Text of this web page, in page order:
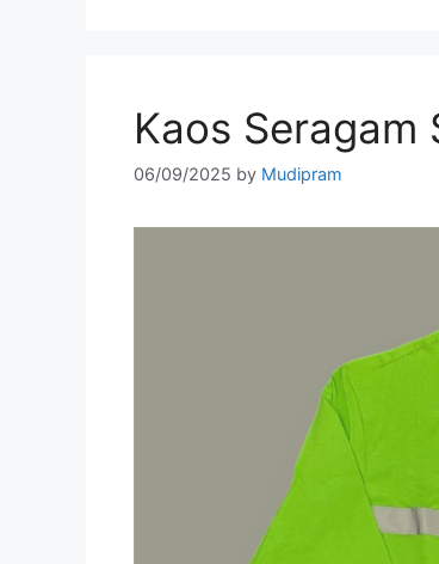
Kaos
06/09/2025 by Mudipram